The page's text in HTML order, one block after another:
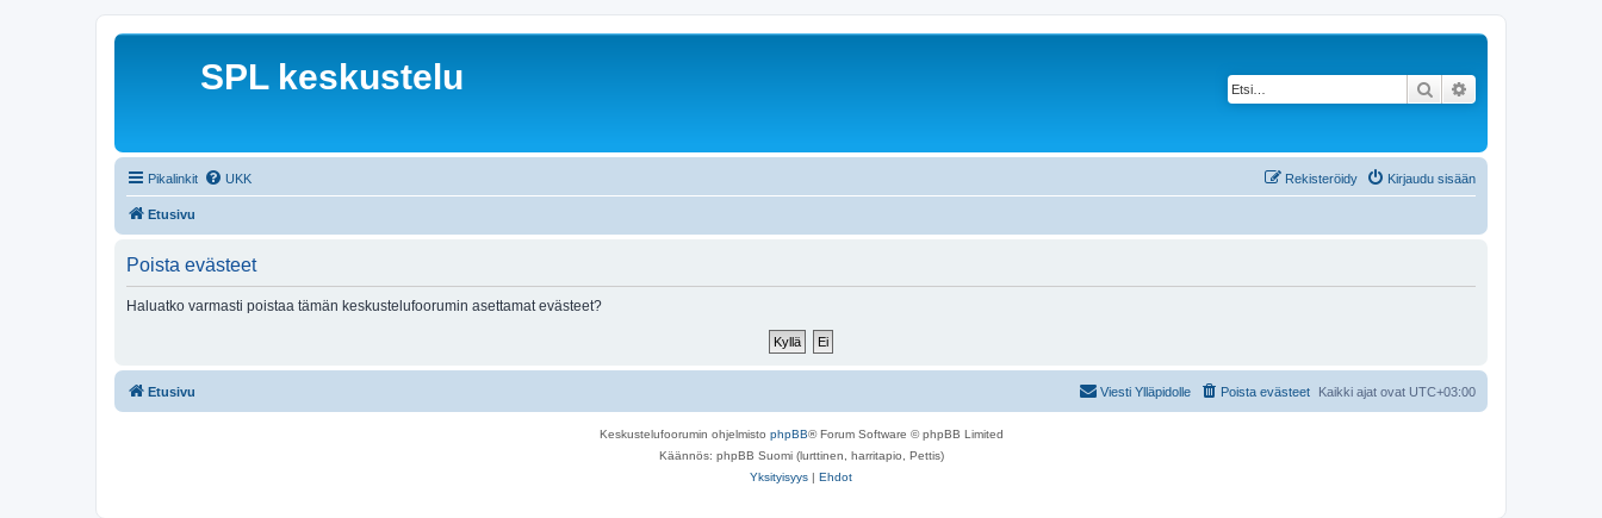
SPL keskustelu Etsi
Pikalinkit UKK Kirjaudu sisään
Rekisteröidy
Etusivu
Poista evästeet
Haluatko varmasti poistaa tämän keskustelufoorumin asettamat evästeet?
Etusivu Kaikki ajat ovat UTC+03:00
Poista evästeet
Viesti Ylläpidolle
Keskustelufoorumin ohjelmisto phpBB® Forum Software © phpBB Limited
Käännös: phpBB Suomi (lurttinen, harritapio, Pettis)
Yksityisyys | Ehdot